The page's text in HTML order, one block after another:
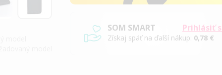
Prihlásiť
SOM SMART
Získaj späť na ďalší nákup: 0,78 €